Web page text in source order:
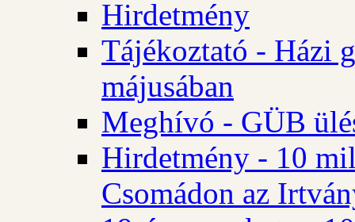
Hirdetmény
Tájékoztató - Házi
májusában
Meghívó - GÜB
Hirdetmény - 10
Csomádon az